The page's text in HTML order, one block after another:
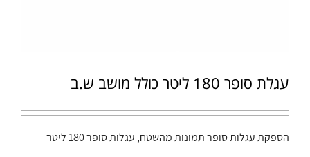
עגלת סופר 180 ליטר כולל מושב ש.ב
הספקת עגלות סופר תמונות מהשטח, עגלות סופר 180 ליטר